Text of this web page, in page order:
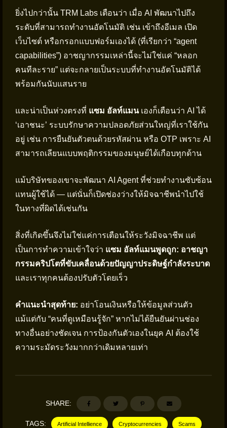
ยิ่งไปกว่านั้น TRM Labs เตือนว่า เมื่อ AI พัฒนาไปถึง
ระดับที่สามารถทำงานอัตโนมัติ เช่น เข้าถึงอีเมล เปิด
เว็บไซต์ หรือกรอกแบบฟอร์มเองได้ (ที่เรียกว่า “agent
capabilities”) อาชญากรรมเหล่านี้จะไม่ใช่แค่ “หลอก
คนทีละราย” แต่จะกลายเป็นระบบที่ทำงานอัตโนมัติได้
พร้อมกันนับแสนราย
และน่าเป็นห่วงตรงที่ แซม อัลท์แมนเองก็เตือนว่า AI ได้
‘เอาชนะ’ ระบบรักษาความปลอดภัยส่วนใหญ่ที่เราใช้กัน
อยู่ เช่น การยืนยันตัวตนด้วยรหัสผ่าน หรือ OTP เพราะ AI
สามารถเลียนแบบพฤติกรรมของมนุษย์ได้เกือบทุกด้าน
แม้บริษัทของเขาจะพัฒนา AI Agent ที่ช่วยทำงานซับซ้อน
แทนผู้ใช้ได้ — แต่นั่นก็เปิดช่องว่างให้มิจฉาชีพนำไปใช้
ในทางที่ผิดได้เช่นกัน
สิ่งที่เกิดขึ้นจึงไม่ใช่แค่การเตือนให้ระวังมิจฉาชีพ แต่
เป็นการทำความเข้าใจว่า แซม อัลท์แมนพูดถูก: อาชญา
กรรมคริปโตที่ขับเคลื่อนด้วยปัญญาประดิษฐ์กำลังระบาด
และเราทุกคนต้องปรับตัวโดยเร็ว
คำแนะนำสุดท้าย: อย่าโอนเงินหรือให้ข้อมูลส่วนตัว
แม้แต่กับ “คนที่ดูเหมือนรู้จัก” หากไม่ได้ยืนยันผ่านช่อง
ทางอื่นอย่างชัดเจน การป้องกันตัวเองในยุค AI ต้องใช้
ความระมัดระวังมากกว่าเดิมหลายเท่า
SHARE:
TAGS: Artificial Intellience Cryptocurrencies Scams